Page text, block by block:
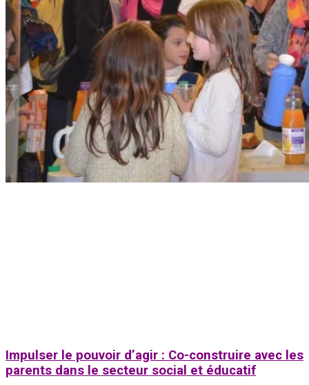
Impulser le pouvoir d’agir : Co-construire avec les
parents dans le secteur social et éducatif